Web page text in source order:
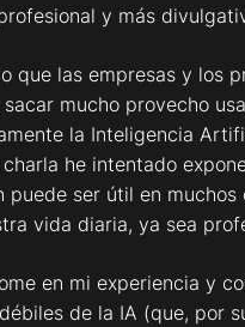
y más
que las empresas y los
sacar mucho provecho
la Inteligencia
he intentado
puede ser útil en muchos
vida diaria, ya sea
en mi experiencia y
de la IA (que, por